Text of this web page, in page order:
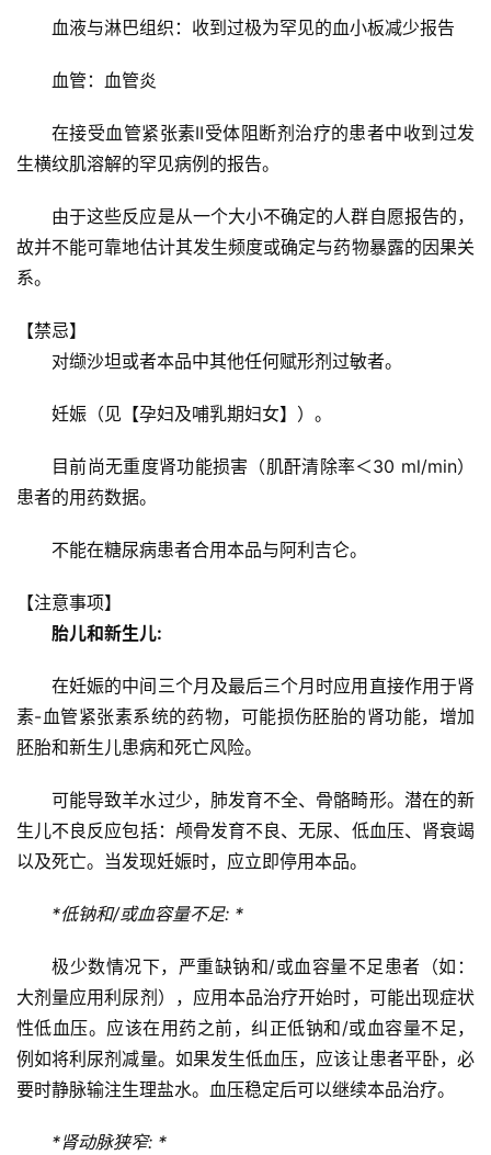
首
学
新
闻
心
血
管
心
血
管
血液与淋巴组织：收到过极为罕见的血小板减少报告
血管：血管炎
在接受血管紧张素II受体阻断剂治疗的患者中收到过发
生横纹肌溶解的罕见病例的报告。
由于这些反应是从一个大小不确定的人群自愿报告的，
故并不能可靠地估计其发生频度或确定与药物暴露的因果关
系。
【禁忌】
对缬沙坦或者本品中其他任何赋形剂过敏者。
妊娠（见【孕妇及哺乳期妇女】）。
目前尚无重度肾功能损害（肌酐清除率＜30 ml/min）
患者的用药数据。
不能在糖尿病患者合用本品与阿利吉仑。
【注意事项】
胎儿和新生儿:
在妊娠的中间三个月及最后三个月时应用直接作用于肾
素-血管紧张素系统的药物，可能损伤胚胎的肾功能，增加
胚胎和新生儿患病和死亡风险。
可能导致羊水过少，肺发育不全、骨骼畸形。潜在的新
生儿不良反应包括：颅骨发育不良、无尿、低血压、肾衰竭
以及死亡。当发现妊娠时，应立即停用本品。
*低钠和/或血容量不足: *
极少数情况下，严重缺钠和/或血容量不足患者（如：
大剂量应用利尿剂），应用本品治疗开始时，可能出现症状
性低血压。应该在用药之前，纠正低钠和/或血容量不足，
例如将利尿剂减量。如果发生低血压，应该让患者平卧，必
要时静脉输注生理盐水。血压稳定后可以继续本品治疗。
*肾动脉狭窄: *